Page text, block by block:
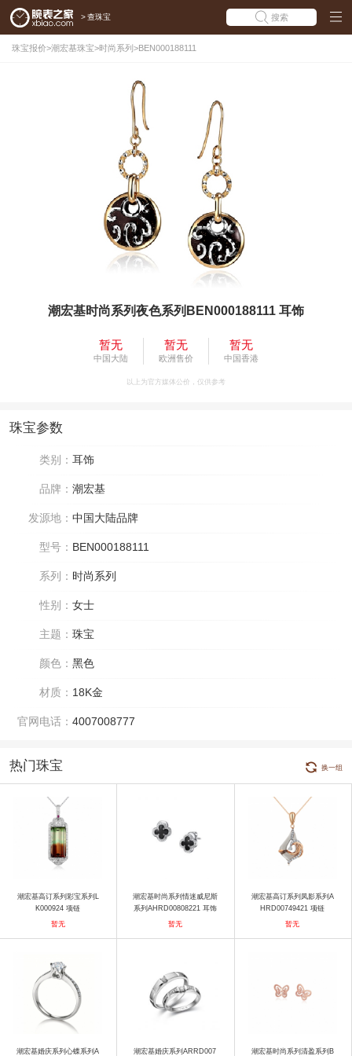
> 查珠宝 搜索
珠宝报价>潮宏基珠宝>时尚系列 >BEN000188111
潮宏基时尚系列夜色系列BEN000188111 耳饰
暂无
中国大陆
暂无
欧洲售价
暂无
中国香港
以上为官方媒体公价，仅供参考
珠宝参数
类别： 耳饰
品牌： 潮宏基
发源地： 中国大陆品牌
型号： BEN000188111
系列： 时尚系列
性别： 女士
主题： 珠宝
颜色： 黑色
材质： 18K金
官网电话： 4007008777
热门珠宝 换一组
潮宏基高订系列彩宝系列L
K000924 项链
暂无
潮宏基时尚系列情迷威尼斯
系列AHRD00808221 耳饰
暂无
潮宏基高订系列凤影系列A
HRD00749421 项链
暂无
潮宏基婚庆系列心蝶系列A 潮宏基婚庆系列ARRD007 潮宏基时尚系列清盈系列B